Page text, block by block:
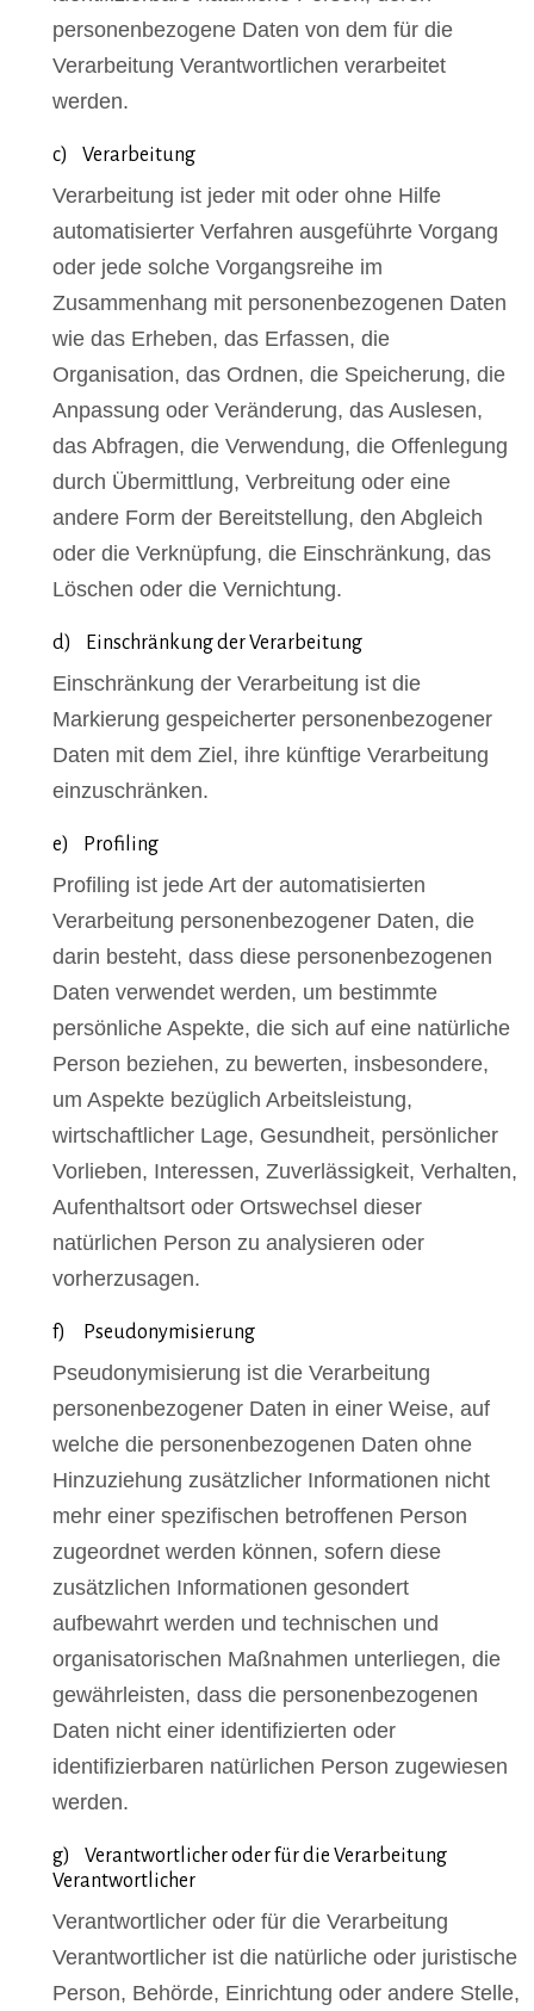
personenbezogene Daten von dem für die
Verarbeitung Verantwortlichen verarbeitet
werden.
c) Verarbeitung
Verarbeitung ist jeder mit oder ohne Hilfe
automatisierter Verfahren ausgeführte Vorgang
oder jede solche Vorgangsreihe im
Zusammenhang mit personenbezogenen Daten
wie das Erheben, das Erfassen, die
Organisation, das Ordnen, die Speicherung, die
Anpassung oder Veränderung, das Auslesen,
das Abfragen, die Verwendung, die Offenlegung
durch Übermittlung, Verbreitung oder eine
andere Form der Bereitstellung, den Abgleich
oder die Verknüpfung, die Einschränkung, das
Löschen oder die Vernichtung.
d) Einschränkung der Verarbeitung
Einschränkung der Verarbeitung ist die
Markierung gespeicherter personenbezogener
Daten mit dem Ziel, ihre künftige Verarbeitung
einzuschränken.
e) Profiling
Profiling ist jede Art der automatisierten
Verarbeitung personenbezogener Daten, die
darin besteht, dass diese personenbezogenen
Daten verwendet werden, um bestimmte
persönliche Aspekte, die sich auf eine natürliche
Person beziehen, zu bewerten, insbesondere,
um Aspekte bezüglich Arbeitsleistung,
wirtschaftlicher Lage, Gesundheit, persönlicher
Vorlieben, Interessen, Zuverlässigkeit, Verhalten,
Aufenthaltsort oder Ortswechsel dieser
natürlichen Person zu analysieren oder
vorherzusagen.
f) Pseudonymisierung
Pseudonymisierung ist die Verarbeitung
personenbezogener Daten in einer Weise, auf
welche die personenbezogenen Daten ohne
Hinzuziehung zusätzlicher Informationen nicht
mehr einer spezifischen betroffenen Person
zugeordnet werden können, sofern diese
zusätzlichen Informationen gesondert
aufbewahrt werden und technischen und
organisatorischen Maßnahmen unterliegen, die
gewährleisten, dass die personenbezogenen
Daten nicht einer identifizierten oder
identifizierbaren natürlichen Person zugewiesen
werden.
g) Verantwortlicher oder für die Verarbeitung
Verantwortlicher
Verantwortlicher oder für die Verarbeitung
Verantwortlicher ist die natürliche oder juristische
Person, Behörde, Einrichtung oder andere Stelle,